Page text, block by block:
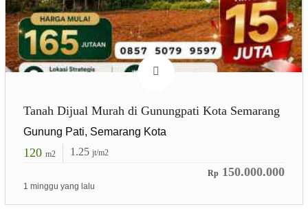
Tanah Dijual Murah di Gunungpati Kota Semarang
Gunung Pati, Semarang Kota
120 m2 1.25 jt/m2
Rp 150.000.000
1 minggu yang lalu